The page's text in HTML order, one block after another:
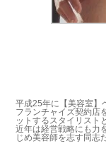
平成25年に【美容室】
フランチャイズ契約店
ットするスタイリスト
近年は経営戦略にも力
じめ美容師を志す同志